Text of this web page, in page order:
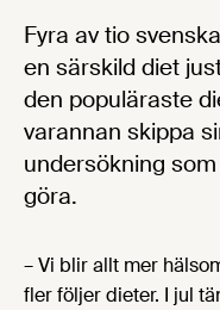
Fyra av tio
en särskild diet
den populäraste
varannan skippa
undersökning
göra.
– Vi blir allt mer
fler följer dieter. I jul